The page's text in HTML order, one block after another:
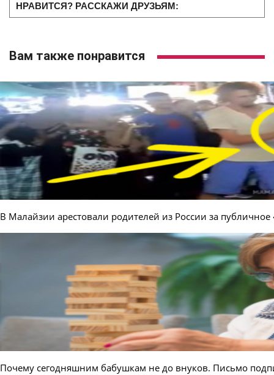
НРАВИТСЯ? РАССКАЖИ ДРУЗЬЯМ:
Вам также понравится
В Малайзии арестовали родителей из России за
Почему сегодняшним бабушкам не до внуков. Письмо